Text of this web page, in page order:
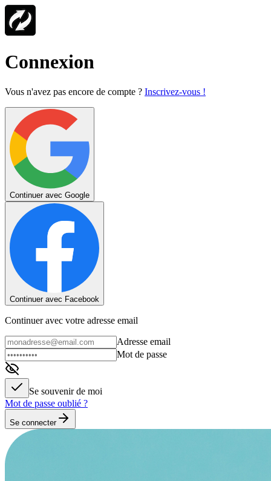
Connexion
Vous n'avez pas encore de compte ? Inscrivez-vous !
Continuer avec Google
Continuer avec Facebook
Continuer avec votre adresse email
Adresse email
Mot de passe
Se souvenir de moi
Mot de passe oublié ?
Se connecter